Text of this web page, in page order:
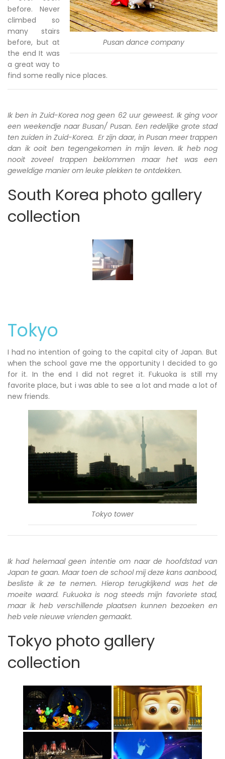
Pusan dance company
before. Never
climbed so
many stairs
before, but at
the end It was
a great way to
find some really nice places.
Ik ben in Zuid-Korea nog geen 62 uur geweest. Ik ging voor
een weekendje naar Busan/ Pusan. Een redelijke grote stad
ten zuiden in Zuid-Korea. Er zijn daar, in Pusan meer trappen
dan ik ooit ben tegengekomen in mijn leven. Ik heb nog
nooit zoveel trappen beklommen maar het was een
geweldige manier om leuke plekken te ontdekken.
South Korea photo gallery
collection
Tokyo
I had no intention of going to the capital city of Japan. But
when the school gave me the opportunity I decided to go
for it. In the end I did not regret it. Fukuoka is still my
favorite place, but i was able to see a lot and made a lot of
new friends.
Tokyo tower
Ik had helemaal geen intentie om naar de hoofdstad van
Japan te gaan. Maar toen de school mij deze kans aanbood,
besliste ik ze te nemen. Hierop terugkijkend was het de
moeite waard. Fukuoka is nog steeds mijn favoriete stad,
maar ik heb verschillende plaatsen kunnen bezoeken en
heb vele nieuwe vrienden gemaakt.
Tokyo photo gallery
collection